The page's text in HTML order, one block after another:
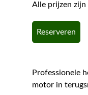
Alle prijzen zijn
Reserveren
Professionele
motor in